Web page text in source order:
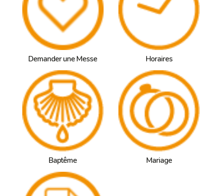
Demander une Messe Horaires
Baptême Mariage